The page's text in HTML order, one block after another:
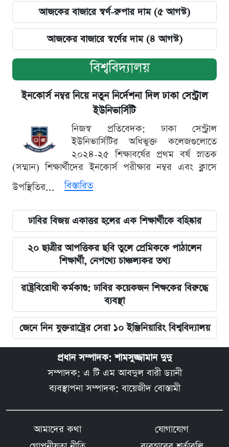
আজকের বাজারে স্বর্ণ-রুপার দাম (৫ আগস্ট)
আজকের বাজারে স্বর্ণের দাম (৪ আগস্ট)
বিশ্ববিদ্যালয়
ইনকোর্স নম্বর নিয়ে নতুন নির্দেশনা দিল ঢাকা সেন্ট্রাল
ইউনিভার্সিটি
নিজস্ব প্রতিবেদক: ঢাকা সেন্ট্রাল
ইউনিভার্সিটির অধিভুক্ত কলেজগুলোতে
২০২৪-২৫ শিক্ষাবর্ষের প্রথম বর্ষ স্নাতক
(সম্মান) শিক্ষার্থীদের ইনকোর্স পরীক্ষার নম্বর এবং ক্লাসে
উপস্থিতির...
বিস্তারিত
ঢাবির বিজয় একাত্তর হলের এক শিক্ষার্থীকে বহিষ্কার
২০ ছাত্রীর আপত্তিকর ছবি তুলে প্রেমিককে পাঠালেন
শিক্ষার্থী, নেপথ্যে চাঞ্চল্যকর তথ্য
রাষ্ট্রবিরোধী কর্মকাণ্ড: ঢাবির কয়েকজন শিক্ষকের বিরুদ্ধে
ব্যবস্থা
জেনে নিন যুক্তরাষ্ট্রের সেরা ১০ ইঞ্জিনিয়ারিং বিশ্ববিদ্যালয়
প্রধান সম্পাদক: শামসুজ্জামান দুদু
সম্পাদক: এ টি এম আবদুল বারী ড্যানী
ব্যবস্থাপনা সম্পাদক: বায়েজীদ বোস্তামী
আমাদের কথা
যোগাযোগ